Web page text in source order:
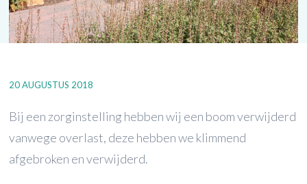
20 AUGUSTUS 2018
Bij een zorginstelling hebben wij een boom verwijderd
vanwege overlast, deze hebben we klimmend
afgebroken en verwijderd.